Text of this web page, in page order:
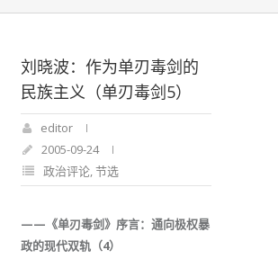
刘晓波：作为单刃毒剑的
民族主义（单刃毒剑5）
editor
2005-09-24
政治评论,节选
——《单刃毒剑》序言：通向极权暴
政的现代双轨（4）